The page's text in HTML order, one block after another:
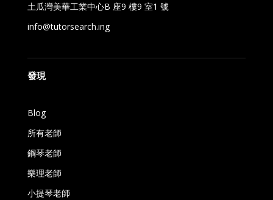
土瓜灣美華工業中心B 座9 樓9 室1 號
info@tutorsearch.ing
發現
Blog
所有老師
鋼琴老師
樂理老師
小提琴老師